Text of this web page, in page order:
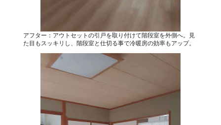
アフター：アウトセットの引戸を取り付けて階段室を外側へ。見
た目もスッキリし、階段室と仕切る事で冷暖房の効率もアップ。